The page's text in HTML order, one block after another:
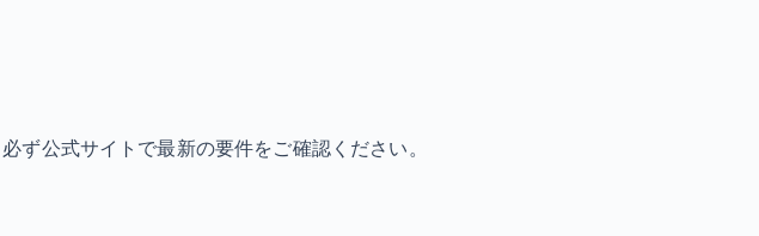
ず公式サイトで最新の要件をご確認ください。